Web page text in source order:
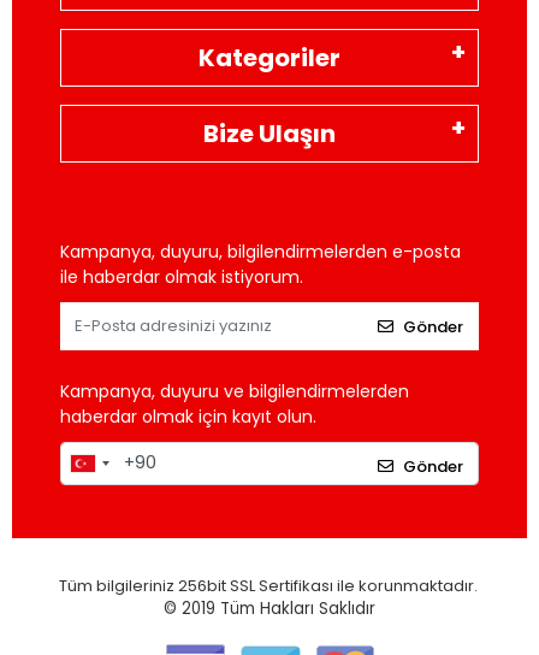
Kategoriler
Bize Ulaşın
Kampanya, duyuru, bilgilendirmelerden e-posta
ile haberdar olmak istiyorum.
Gönder
Kampanya, duyuru ve bilgilendirmelerden
haberdar olmak için kayıt olun.
Gönder
Tüm bilgileriniz 256bit SSL Sertifikası ile korunmaktadır.
© 2019 Tüm Hakları Saklıdır